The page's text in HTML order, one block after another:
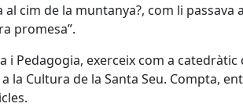
cim de la muntanya?, com li passava
promesa”.
Pedagogia, exerceix com a catedràtic
la Cultura de la Santa Seu. Compta,